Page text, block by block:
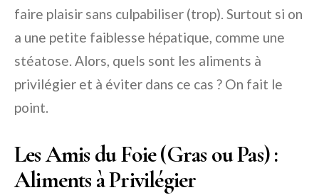
faire plaisir sans culpabiliser (trop). Surtout si on
a une petite faiblesse hépatique, comme une
stéatose. Alors, quels sont les aliments à
privilégier et à éviter dans ce cas ? On fait le
point.
Les Amis du Foie (Gras ou Pas) :
Aliments à Privilégier